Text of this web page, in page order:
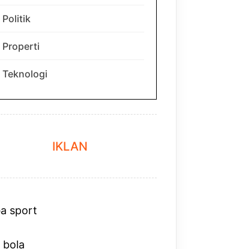
Politik
Properti
Teknologi
IKLAN
sport
bola